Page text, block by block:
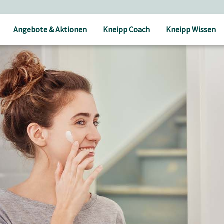
Angebote & Aktionen Kneipp Coach Kneipp Wissen